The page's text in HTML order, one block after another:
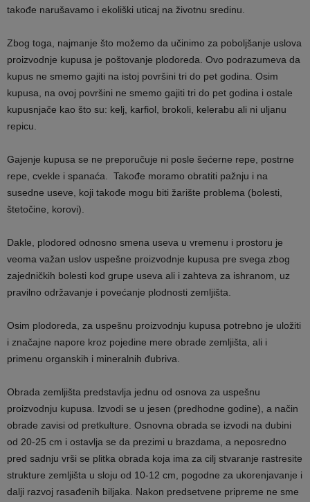
takođe narušavamo i ekoliški uticaj na životnu sredinu.
Zbog toga, najmanje što možemo da učinimo za poboljšanje uslova
proizvodnje kupusa je poštovanje plodoreda. Ovo podrazumeva da
kupus ne smemo gajiti na istoj površini tri do pet godina. Osim
kupusa, na ovoj površini ne smemo gajiti tri do pet godina i ostale
kupusnjače kao što su: kelj, karfiol, brokoli, kelerabu ali ni uljanu
repicu.
Gajenje kupusa se ne preporučuje ni posle šećerne repe, postrne
repe, cvekle i spanaća. Takođe moramo obratiti pažnju i na
susedne useve, koji takođe mogu biti žarište problema (bolesti,
štetočine, korovi).
Dakle, plodored odnosno smena useva u vremenu i prostoru je
veoma važan uslov uspešne proizvodnje kupusa pre svega zbog
zajedničkih bolesti kod grupe useva ali i zahteva za ishranom, uz
pravilno održavanje i povećanje plodnosti zemljišta.
Osim plodoreda, za uspešnu proizvodnju kupusa potrebno je uložiti
i značajne napore kroz pojedine mere obrade zemljišta, ali i
primenu organskih i mineralnih đubriva.
Obrada zemljišta predstavlja jednu od osnova za uspešnu
proizvodnju kupusa. Izvodi se u jesen (predhodne godine), a način
obrade zavisi od pretkulture. Osnovna obrada se izvodi na dubini
od 20-25 cm i ostavlja se da prezimi u brazdama, a neposredno
pred sadnju vrši se plitka obrada koja ima za cilj stvaranje rastresite
strukture zemljišta u sloju od 10-12 cm, pogodne za ukorenjavanje i
dalji razvoj rasađenih biljaka. Nakon predsetvene pripreme ne sme